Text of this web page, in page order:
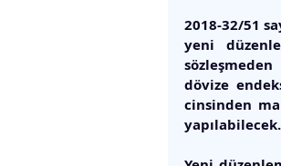
2018-32/51
yeni
dövize
cinsinden
yapılabilecek.